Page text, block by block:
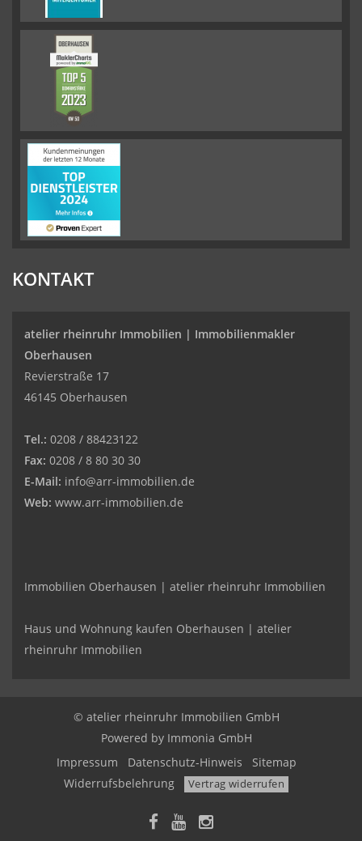
KONTAKT
atelier rheinruhr Immobilien | Immobilienmakler
Oberhausen
Revierstraße 17
46145 Oberhausen
Tel.: 0208 / 88423122
Fax: 0208 / 8 80 30 30
E-Mail: info@arr-immobilien.de
Web: www.arr-immobilien.de
Immobilien Oberhausen | atelier rheinruhr Immobilien
Haus und Wohnung kaufen Oberhausen | atelier
rheinruhr Immobilien
© atelier rheinruhr Immobilien GmbH
Powered by Immonia GmbH
Impressum
Datenschutz-Hinweis
Sitemap
Widerrufsbelehrung
Vertrag widerrufen